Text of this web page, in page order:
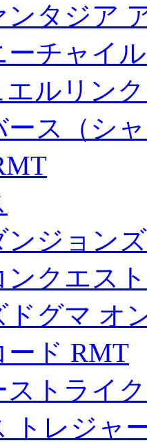
ンタジア
ーチャイ
ルリン
ース（シ
ジョン
クエスト
ドグマ オ
ード RMT
ストライ
トレジャ